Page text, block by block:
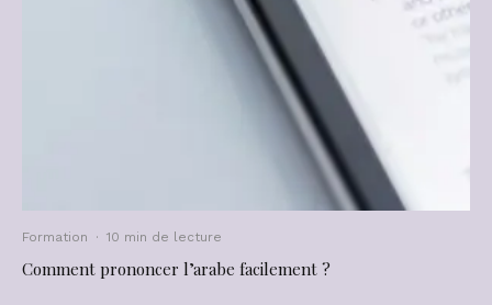
Formation · 10 min de lecture
Comment prononcer l’arabe facilement ?